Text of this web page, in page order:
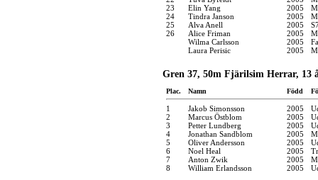
23
Elin Yang 2005
24
Tindra Janson 2005
25
Alva Anell 2005
26
Alice Friman 2005
Wilma Carlsson
2005
Laura Perisic
2005
Gren 37, 50m Fjärilsim Herrar, 13
Plac. Namn Född
1 Jakob Simonsson 2005
2
Marcus Östblom 2005
3
Petter Lundberg 2005
4
Jonathan Sandblom 2005
5
Oliver Andersson 2005
6
Noel Heal 2005
7
Anton Zwik 2005
8
William Erlandsson 2005